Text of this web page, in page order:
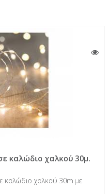
καλώδιο χαλκού 30μ.
καλώδιο χαλκού 30m με